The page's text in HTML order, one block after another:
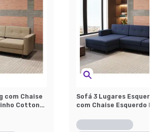
com Chaise
Cotton
Sofá 3 Lugares
com Chaise Esquerdo